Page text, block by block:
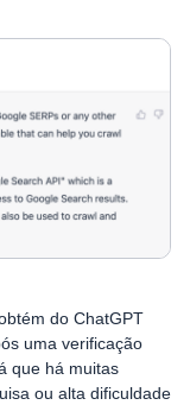
do ChatGPT
uma verificação
que há muitas
ou alta dificuldade